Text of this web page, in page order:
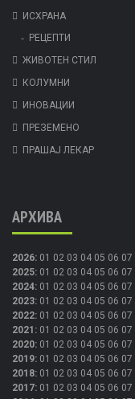
ИСХРАНА
РЕЦЕПТИ
ЖИВОТЕН СТИЛ
КОЛУМНИ
ИНОВАЦИИ
ПРЕЗЕМЕНО
ПРАШАЈ ЛЕКАР
АРХИВА
2026: 01 02 03 04 05 06 07
2025: 01 02 03 04 05 06 07
2024: 01 02 03 04 05 06 07
2023: 01 02 03 04 05 06 07
2022: 01 02 03 04 05 06 07
2021 : 01 02 03 04 05 06 07
2020: 01 02 03 04 05 06 07
2019: 01 02 03 04 05 06 07
2018: 01 02 03 04 05 06 07
2017: 01 02 03 04 05 06 07